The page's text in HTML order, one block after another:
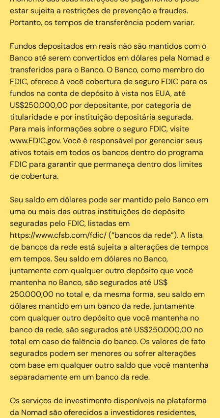
estar sujeita a restrições de prevenção a fraudes.
Portanto, os tempos de transferência podem variar.
Fundos depositados em reais não são mantidos com o
Banco até serem convertidos em dólares pela Nomad e
transferidos para o Banco. O Banco, como membro do
FDIC, oferece à você cobertura de seguro FDIC para os
fundos na conta de depósito à vista nos EUA, até
US$250.000,00 por depositante, por categoria de
titularidade e por instituição depositária segurada.
Para mais informações sobre o seguro FDIC, visite
www.FDIC.gov. Você é responsável por gerenciar seus
ativos totais em todos os bancos dentro do programa
FDIC para garantir que permaneça dentro dos limites
de cobertura.
Seu saldo em dólares pode ser mantido pelo Banco em
uma ou mais das outras instituições de depósito
seguradas pelo FDIC, listadas em
https://www.cfsb.com/fdic/ (“bancos da rede”). A lista
de bancos da rede está sujeita a alterações de tempos
em tempos. Seu saldo em dólares no Banco,
juntamente com qualquer outro depósito que você
mantenha no Banco, são segurados até US$
250.000,00 no total e, da mesma forma, seu saldo em
dólares mantido em um banco da rede, juntamente
com qualquer outro depósito que você mantenha no
banco da rede, são segurados até US$250.000,00 no
total em caso de falência do banco. Os valores de fato
segurados podem ser menores ou sofrer alterações
com base em qualquer outro saldo que você mantenha
separadamente em um banco da rede.
Os serviços de investimento disponíveis na plataforma
da Nomad são oferecidos a investidores residentes,